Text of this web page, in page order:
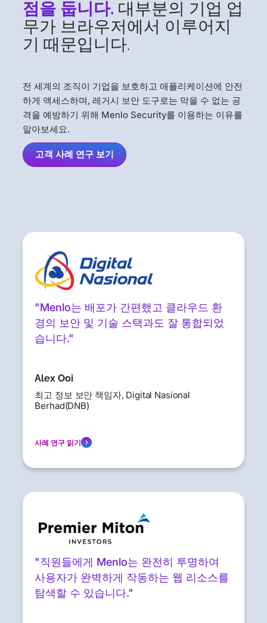
점을 둡니다. 대부분의 기업 업
무가 브라우저에서 이루어지
기 때문입니다.
전 세계의 조직이 기업을 보호하고 애플리케이션에 안전
하게 액세스하며, 레거시 보안 도구로는 막을 수 없는 공
격을 예방하기 위해 Menlo Security를 이용하는 이유를
알아보세요.
고객 사례 연구 보기
"Menlo는 배포가 간편했고 클라우드 환
경의 보안 및 기술 스택과도 잘 통합되었
습니다."
Alex Ooi
최고 정보 보안 책임자, Digital Nasional
Berhad(DNB)
사례 연구 읽기
"직원들에게 Menlo는 완전히 투명하여
사용자가 완벽하게 작동하는 웹 리소스를
탐색할 수 있습니다."